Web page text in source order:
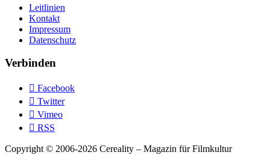
Leitlinien
Kontakt
Impressum
Datenschutz
Verbinden
 Facebook
 Twitter
 Vimeo
 RSS
Copyright © 2006-2026 Cereality – Magazin für Filmkultur